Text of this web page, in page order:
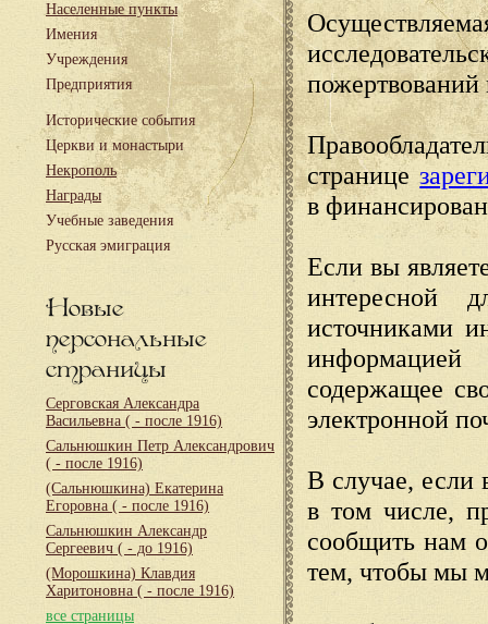
Населенные пункты
Имения
Учреждения
Предприятия
Исторические события
Церкви и монастыри
Некрополь
Награды
Учебные заведения
Русская эмиграция
Новые
персональные
страницы
Серговская Александра
Васильевна ( - после 1916)
Сальнюшкин Петр Александрович
( - после 1916)
(Сальнюшкина) Екатерина
Егоровна ( - после 1916)
Сальнюшкин Александр
Сергеевич ( - до 1916)
(Морошкина) Клавдия
Харитоновна ( - после 1916)
все страницы
пожертвований
странице
в
Если вы
интересной
источниками
содержащее
электронной
В случае, если
в том числе,
сообщить нам
тем, чтобы мы